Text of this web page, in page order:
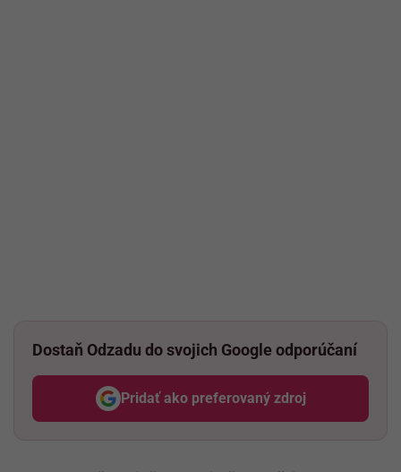
Dostaň Odzadu do svojich Google odporúčaní
Pridať ako preferovaný zdroj
Odzadu, odkaz sa otvorí v